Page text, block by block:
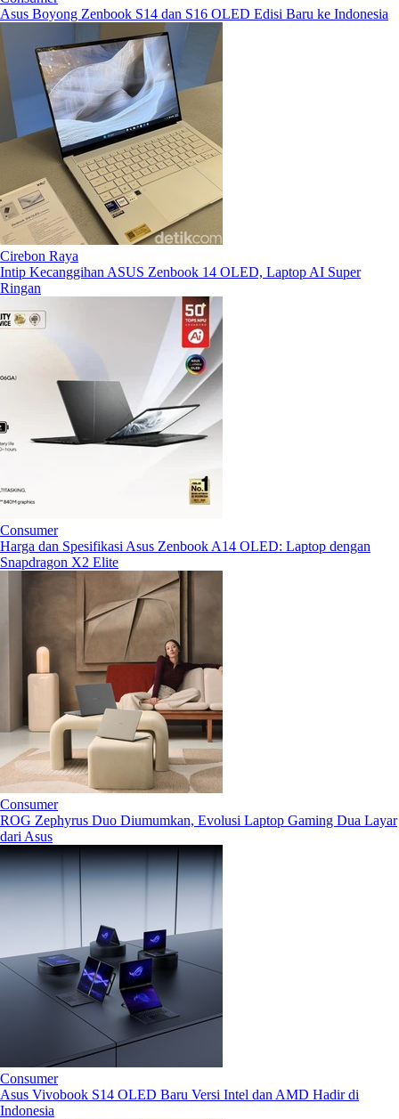
Asus Boyong Zenbook S14 dan S16 OLED Edisi Baru ke Indonesia
Cirebon Raya
Intip Kecanggihan ASUS Zenbook 14 OLED, Laptop AI Super
Ringan
Consumer
Harga dan Spesifikasi Asus Zenbook A14 OLED: Laptop dengan
Snapdragon X2 Elite
Consumer
ROG Zephyrus Duo Diumumkan, Evolusi Laptop Gaming Dua Layar
dari Asus
Consumer
Asus Vivobook S14 OLED Baru Versi Intel dan AMD Hadir di
Indonesia